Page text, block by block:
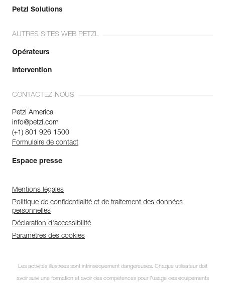
Petzl Solutions
AUTRES SITES WEB PETZL
Opérateurs
Intervention
CONTACTEZ-NOUS
Petzl America
info@petzl.com
(+1) 801 926 1500
Formulaire de contact
Espace presse
Mentions légales
Politique de confidentialité et de traitement des données
personnelles
Déclaration d'accessibilité
Paramètres des cookies
Les activités illustrées sont intrinsèquement dangereuses. Chaque utilisateur doit
avoir suivi une formation et avoir des compétences pour l’usage des équipements